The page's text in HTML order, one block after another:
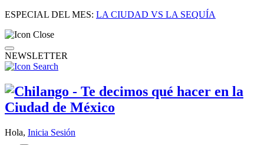
ESPECIAL DEL MES: LA CIUDAD VS LA SEQUÍA
NEWSLETTER
Hola, Inicia Sesión